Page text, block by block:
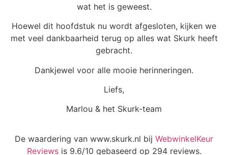
wat het is geweest.
Hoewel dit hoofdstuk nu wordt afgesloten, kijken we
met veel dankbaarheid terug op alles wat Skurk heeft
gebracht.
Dankjewel voor alle mooie herinneringen.
Liefs,
Marlou & het Skurk-team
De waardering van www.skurk.nl bij WebwinkelKeur
Reviewsis 9.6/10 gebaseerd op 294 reviews.